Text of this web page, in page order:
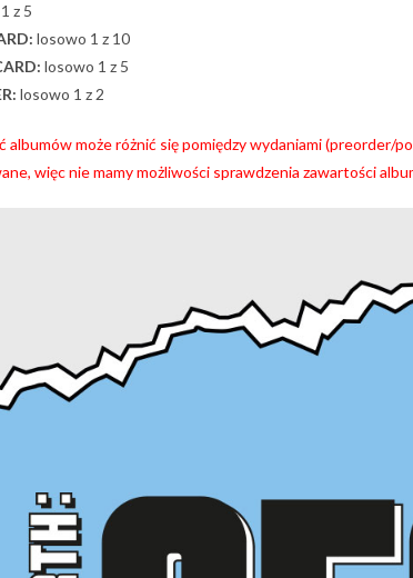
z 5
losowo 1 z 10
losowo 1 z 5
losowo 1 z 2
albumów może różnić się pomiędzy wydaniami (preorder/
więc nie mamy możliwości sprawdzenia zawartości